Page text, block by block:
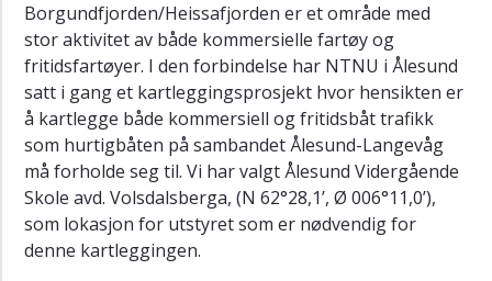
BLUEWBC
SUSTRANS
Trafikk
hurtigbåtsamband
MARKOM
SFU
COAST
Borgundfjorden/Heissafjorden er et område med
stor aktivitet av både kommersielle fartøy og
fritidsfartøyer. I den forbindelse har NTNU i Ålesund
satt i gang et kartleggingsprosjekt hvor hensikten er
å kartlegge både kommersiell og fritidsbåt trafikk
som hurtigbåten på sambandet Ålesund-Langevåg
må forholde seg til. Vi har valgt Ålesund Vidergående
Skole avd. Volsdalsberga, (N 62°28,1’, Ø 006°11,0’),
som lokasjon for utstyret som er nødvendig for
denne kartleggingen.